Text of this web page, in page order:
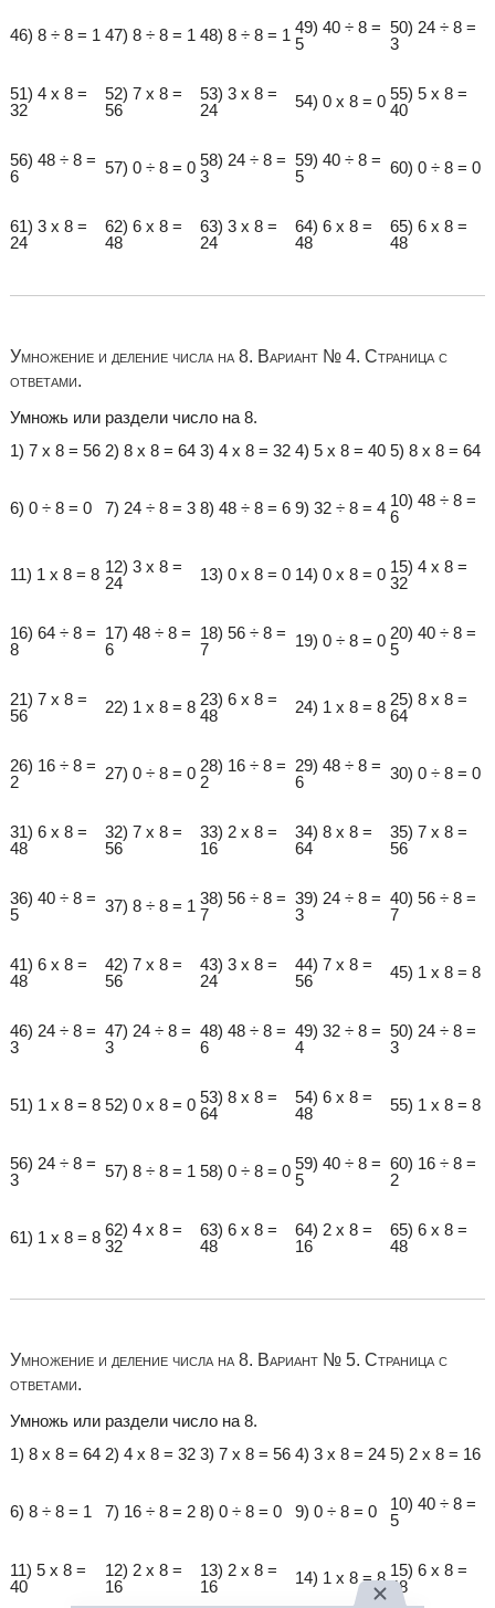
46) 8 ÷ 8 = 1 47) 8 ÷ 8 = 1 48) 8 ÷ 8 = 1 49) 40 ÷ 8 =
5
50) 24 ÷ 8 =
3
51) 4 x 8 =
32
52) 7 x 8 =
56
53) 3 x 8 =
24
54) 0 x 8 = 0 55) 5 x 8 =
40
56) 48 ÷ 8 =
6
57) 0 ÷ 8 = 0 58) 24 ÷ 8 =
3
59) 40 ÷ 8 =
5
60) 0 ÷ 8 = 0
61) 3 x 8 =
24
62) 6 x 8 =
48
63) 3 x 8 =
24
64) 6 x 8 =
48
65) 6 x 8 =
48
Умножение и деление числа на 8. Вариант № 4. Страница с
ответами.
Умножь или раздели число на 8.
1) 7 x 8 = 56 2) 8 x 8 = 64 3) 4 x 8 = 32 4) 5 x 8 = 40 5) 8 x 8 = 64
6) 0 ÷ 8 = 0 7) 24 ÷ 8 = 3 8) 48 ÷ 8 = 6 9) 32 ÷ 8 = 4 10) 48 ÷ 8 =
6
11) 1 x 8 = 8 12) 3 x 8 =
24
13) 0 x 8 = 0 14) 0 x 8 = 0 15) 4 x 8 =
32
16) 64 ÷ 8 =
8
17) 48 ÷ 8 =
6
18) 56 ÷ 8 =
7
19) 0 ÷ 8 = 0 20) 40 ÷ 8 =
5
21) 7 x 8 =
56
22) 1 x 8 = 8 23) 6 x 8 =
48
24) 1 x 8 = 8 25) 8 x 8 =
64
26) 16 ÷ 8 =
2
27) 0 ÷ 8 = 0 28) 16 ÷ 8 =
2
29) 48 ÷ 8 =
6
30) 0 ÷ 8 = 0
31) 6 x 8 =
48
32) 7 x 8 =
56
33) 2 x 8 =
16
34) 8 x 8 =
64
35) 7 x 8 =
56
36) 40 ÷ 8 =
5
37) 8 ÷ 8 = 1 38) 56 ÷ 8 =
7
39) 24 ÷ 8 =
3
40) 56 ÷ 8 =
7
41) 6 x 8 =
48
42) 7 x 8 =
56
43) 3 x 8 =
24
44) 7 x 8 =
56
45) 1 x 8 = 8
46) 24 ÷ 8 =
3
47) 24 ÷ 8 =
3
48) 48 ÷ 8 =
6
49) 32 ÷ 8 =
4
50) 24 ÷ 8 =
3
51) 1 x 8 = 8 52) 0 x 8 = 0 53) 8 x 8 =
64
54) 6 x 8 =
48
55) 1 x 8 = 8
56) 24 ÷ 8 =
3
57) 8 ÷ 8 = 1 58) 0 ÷ 8 = 0 59) 40 ÷ 8 =
5
60) 16 ÷ 8 =
2
61) 1 x 8 = 8 62) 4 x 8 =
32
63) 6 x 8 =
48
64) 2 x 8 =
16
65) 6 x 8 =
48
Умножение и деление числа на 8. Вариант № 5. Страница с
ответами.
Умножь или раздели число на 8.
1) 8 x 8 = 64 2) 4 x 8 = 32 3) 7 x 8 = 56 4) 3 x 8 = 24 5) 2 x 8 = 16
6) 8 ÷ 8 = 1 7) 16 ÷ 8 = 2 8) 0 ÷ 8 = 0 9) 0 ÷ 8 = 0
10) 40 ÷ 8 =
5
11) 5 x 8 =
40
12) 2 x 8 =
16
13) 2 x 8 =
16
14) 1 x 8 = 8 15) 6 x 8 =
48